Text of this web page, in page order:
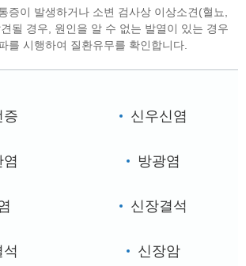
증이 발생하거나 소변 검사상 이상소견(혈뇨,
될 경우, 원인을 알 수 없는 발열이 있는 경우
를 시행하여 질환유무를 확인합니다.
증 신우신염
염 방광염
신장결석
석 신장암